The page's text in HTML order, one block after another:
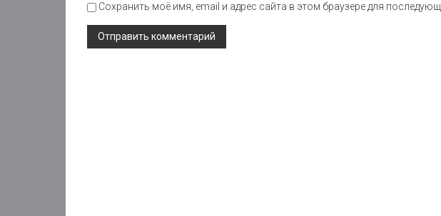
Сохранить моё имя, email и адрес сайта в этом браузере для